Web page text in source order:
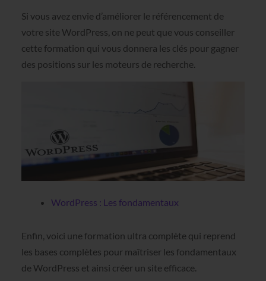
Si vous avez envie d’améliorer le référencement de
votre site WordPress, on ne peut que vous conseiller
cette formation qui vous donnera les clés pour gagner
des positions sur les moteurs de recherche.
WordPress : Les fondamentaux
Enfin, voici une formation ultra complète qui reprend
les bases complètes pour maîtriser les fondamentaux
de WordPress et ainsi créer un site efficace.